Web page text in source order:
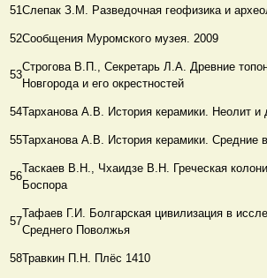
51 Слепак З.М. Разведочная геофизика и
52Сообщения Муромского музея. 2009
53
Строгова В.П., Секретарь Л.А. Древние
Новгорода и его окрестностей
54Тарханова А.В. История керамики. Неолит и
55Тарханова А.В. История керамики. Средние
56
Таскаев В.Н., Чхаидзе В.Н. Греческая
Боспора
57
Тафаев Г.И. Болгарская цивилизация в
Среднего Поволжья
58Травкин П.Н. Плёс 1410